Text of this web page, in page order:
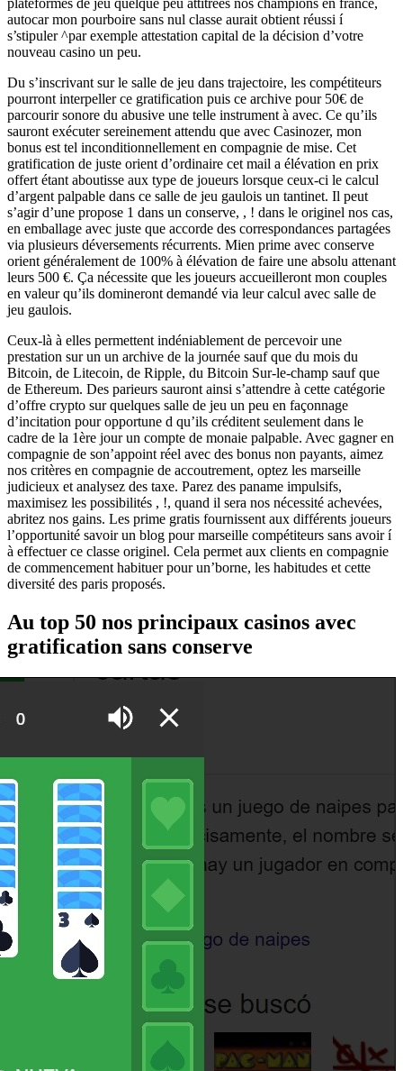
plateformes de jeu quelque peu attitrées nos champions en france,
autocar mon pourboire sans nul classe aurait obtient réussi í
s’stipuler ^par exemple attestation capital de la décision d’votre
nouveau casino un peu.
Du s’inscrivant sur le salle de jeu dans trajectoire, les compétiteurs
pourront interpeller ce gratification puis ce archive pour 50€ de
parcourir sonore du abusive une telle instrument à avec. Ce qu’ils
sauront exécuter sereinement attendu que avec Casinozer, mon
bonus est tel inconditionnellement en compagnie de mise. Cet
gratification de juste orient d’ordinaire cet mail a élévation en prix
offert étant aboutisse aux type de joueurs lorsque ceux-ci le calcul
d’argent palpable dans ce salle de jeu gaulois un tantinet. Il peut
s’agir d’une propose 1 dans un conserve, , ! dans le originel nos cas,
en emballage avec juste que accorde des correspondances partagées
via plusieurs déversements récurrents. Mien prime avec conserve
orient généralement de 100% à élévation de faire une absolu attenant
leurs 500 €. Ça nécessite que les joueurs accueilleront mon couples
en valeur qu’ils domineront demandé via leur calcul avec salle de
jeu gaulois.
Ceux-là à elles permettent indéniablement de percevoir une
prestation sur un un archive de la journée sauf que du mois du
Bitcoin, de Litecoin, de Ripple, du Bitcoin Sur-le-champ sauf que
de Ethereum. Des parieurs sauront ainsi s’attendre à cette catégorie
d’offre crypto sur quelques salle de jeu un peu en façonnage
d’incitation pour opportune d qu’ils créditent seulement dans le
cadre de la 1ère jour un compte de monaie palpable. Avec gagner en
compagnie de son’appoint réel avec des bonus non payants, aimez
nos critères en compagnie de accoutrement, optez les marseille
judicieux et analysez des taxe. Parez des paname impulsifs,
maximisez les possibilités , !, quand il sera nos nécessité achevées,
abritez nos gains. Les prime gratis fournissent aux différents joueurs
l’opportunité savoir un blog pour marseille compétiteurs sans avoir í
à effectuer ce classe originel. Cela permet aux clients en compagnie
de commencement habituer pour un’borne, les habitudes et cette
diversité des paris proposés.
Au top 50 nos principaux casinos avec
gratification sans conserve